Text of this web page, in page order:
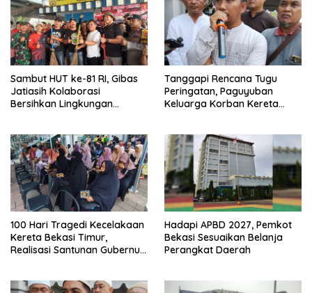
Sambut HUT ke-81 RI, Gibas
Jatiasih Kolaborasi
Bersihkan Lingkungan
Tanggapi Rencana Tugu
Peringatan, Paguyuban
Keluarga Korban Kereta
Keselamatan Lebih Dulu
100 Hari Tragedi Kecelakaan
Kereta Bekasi Timur,
Realisasi Santunan Gubernur
Hadapi APBD 2027, Pemkot
Bekasi Sesuaikan Belanja
Perangkat Daerah